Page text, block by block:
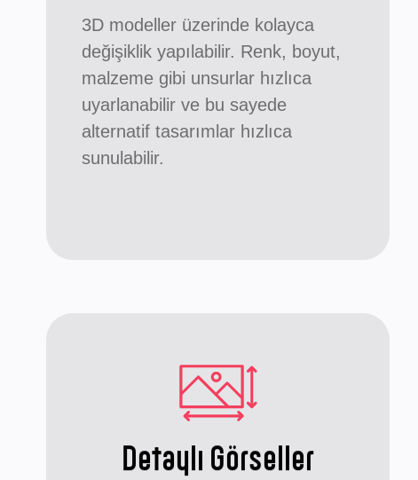
3D modeller üzerinde kolayca
değişiklik yapılabilir. Renk, boyut,
malzeme gibi unsurlar hızlıca
uyarlanabilir ve bu sayede
alternatif tasarımlar hızlıca
sunulabilir.
Detaylı Görseller